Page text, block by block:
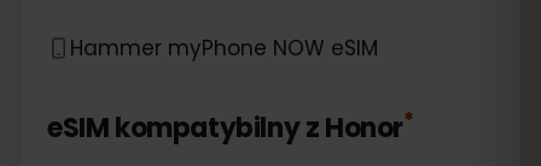
Hammer myPhone NOW eSIM
eSIM kompatybilny zHonor*